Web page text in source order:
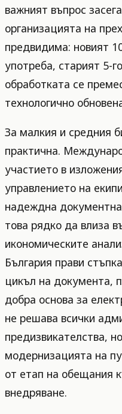
важният въпрос
организацията на
предвидима: новият
употреба, старият 5-
обработката се
технологично
За малкия и средния
практична.
участието в
управлението на
надеждна
това рядко да влиза
икономическите
България прави
цикъл на документа,
добра основа за
не решава всички
предизвикателства,
модернизацията на
от етап на обещания
внедряване.